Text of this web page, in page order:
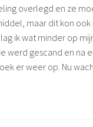
overlegd en ze
maar dit kon ook
ik wat minder op
werd gescand en na
er weer op. Nu